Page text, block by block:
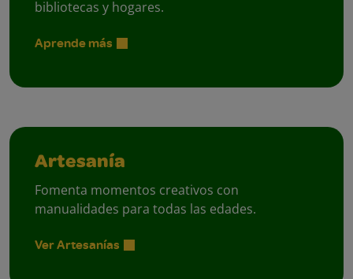
bibliotecas y hogares.
Aprende más
Artesanía
Fomenta momentos creativos con
manualidades para todas las edades.
Ver Artesanías